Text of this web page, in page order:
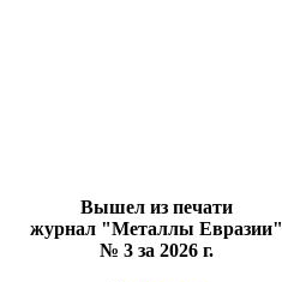
Вышел из печати
журнал "Металлы Евразии"
№ 3 за 2026 г.